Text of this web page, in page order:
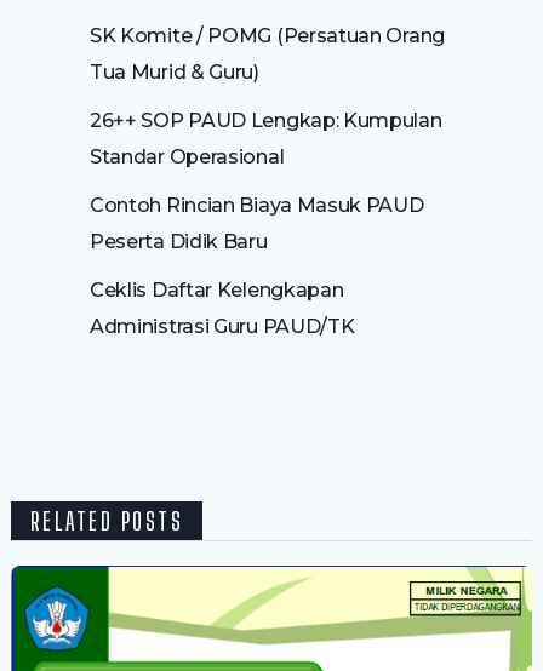
SK Komite / POMG (Persatuan Orang
Tua Murid & Guru)
26++ SOP PAUD Lengkap: Kumpulan
Standar Operasional
Contoh Rincian Biaya Masuk PAUD
Peserta Didik Baru
Ceklis Daftar Kelengkapan
Administrasi Guru PAUD/TK
RELATED POSTS